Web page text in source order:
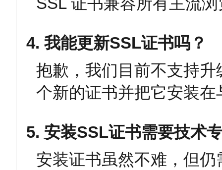
4. 我能更新SSL证书吗？
抱歉，我们目前不支持
个新的证书并把它安装
5. 安装SSL证书需要技术
安装证书虽然不难，但